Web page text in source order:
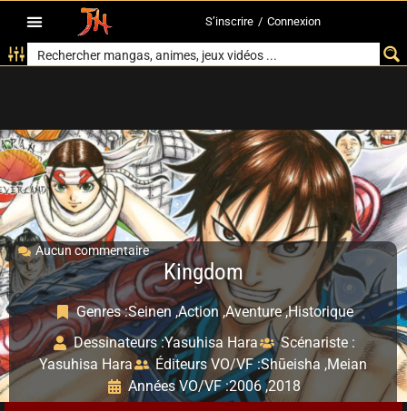
S’inscrire / Connexion
Aucun commentaire
Kingdom
Genres :Seinen ,Action ,Aventure ,Historique
Dessinateurs :Yasuhisa Hara
Scénariste :
Yasuhisa Hara
Éditeurs VO/VF :Shūeisha ,Meian
Années VO/VF :2006 ,2018